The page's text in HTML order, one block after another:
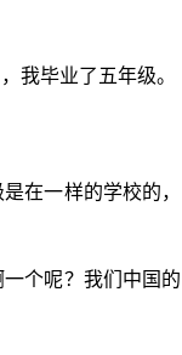
我毕业了五年级。
在一样的学校的，
个呢？我们中国的